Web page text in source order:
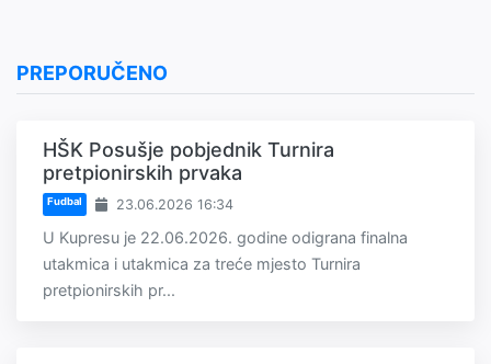
PREPORUČENO
HŠK Posušje pobjednik Turnira
pretpionirskih prvaka
Fudbal 23.06.2026 16:34
U Kupresu je 22.06.2026. godine odigrana finalna
utakmica i utakmica za treće mjesto Turnira
pretpionirskih pr...